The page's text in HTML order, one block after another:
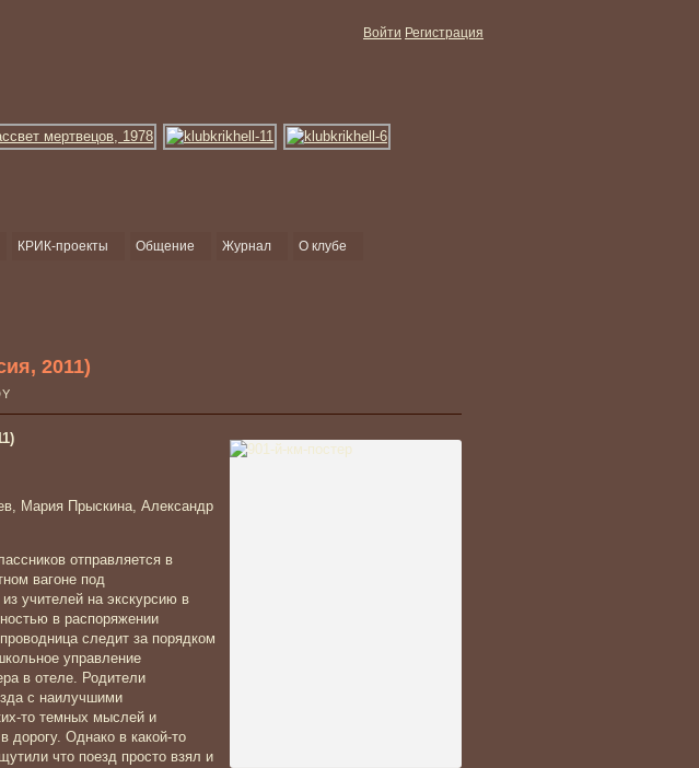
Войти Регистрация
КРИК-проекты Общение Журнал О клубе
2011)
Мария Прыскина, Александр
отправляется в
вагоне под
учителей на экскурсию в
в распоряжении
следит за порядком
управление
в отеле. Родители
с наилучшими
то темных мыслей и
дорогу. Однако в какой-то
что поезд просто взял и